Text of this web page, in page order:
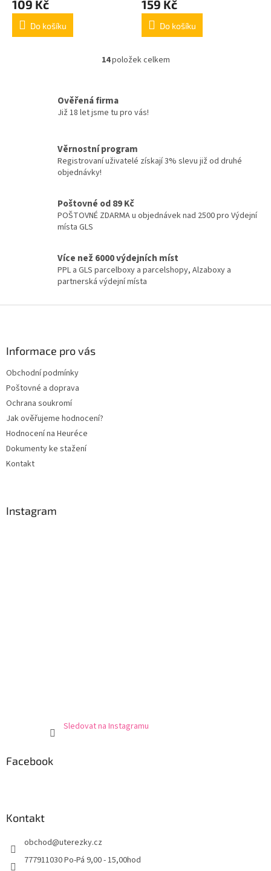
109 Kč
Do košíku
159 Kč
Do košíku
O
d
í
p
v
s
u
14položek celkem
Ověřená firma
Již 18 let jsme tu pro vás!
Věrnostní program
Registrovaní uživatelé získají 3% slevu již od druhé
objednávky!
Poštovné od 89 Kč
POŠTOVNÉ ZDARMA u objednávek nad 2500 pro Výdejní
místa GLS
Více než 6000 výdejních míst
PPL a GLS parcelboxy a parcelshopy, Alzaboxy a
partnerská výdejní místa
Informace pro vás
Obchodní podmínky
Poštovné a doprava
Ochrana soukromí
Jak ověřujeme hodnocení?
Hodnocení na Heuréce
Dokumenty ke stažení
Kontakt
Instagram
Sledovat na Instagramu
Facebook
Kontakt
obchod@uterezky.cz
777911030 Po-Pá 9,00 - 15,00hod